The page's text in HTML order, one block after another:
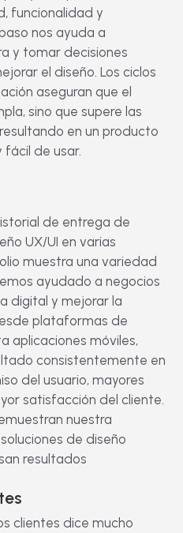
funcionalidad y
nos ayuda a
y tomar decisiones
el diseño. Los ciclos
aseguran que el
sino que supere las
en un producto
de usar.
de entrega de
UX/UI en varias
muestra una variedad
ayudado a negocios
digital y mejorar la
plataformas de
aplicaciones móviles,
consistentemente en
del usuario, mayores
satisfacción del cliente.
nuestra
de diseño
resultados
clientes dice mucho